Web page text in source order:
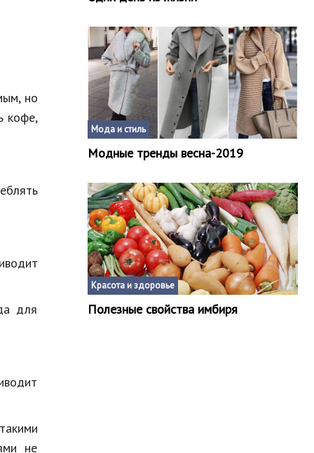
но
кофе,
для
не
Мода и стиль
Модные тренды весна-2019
Красота и здоровье
Полезные свойства имбиря